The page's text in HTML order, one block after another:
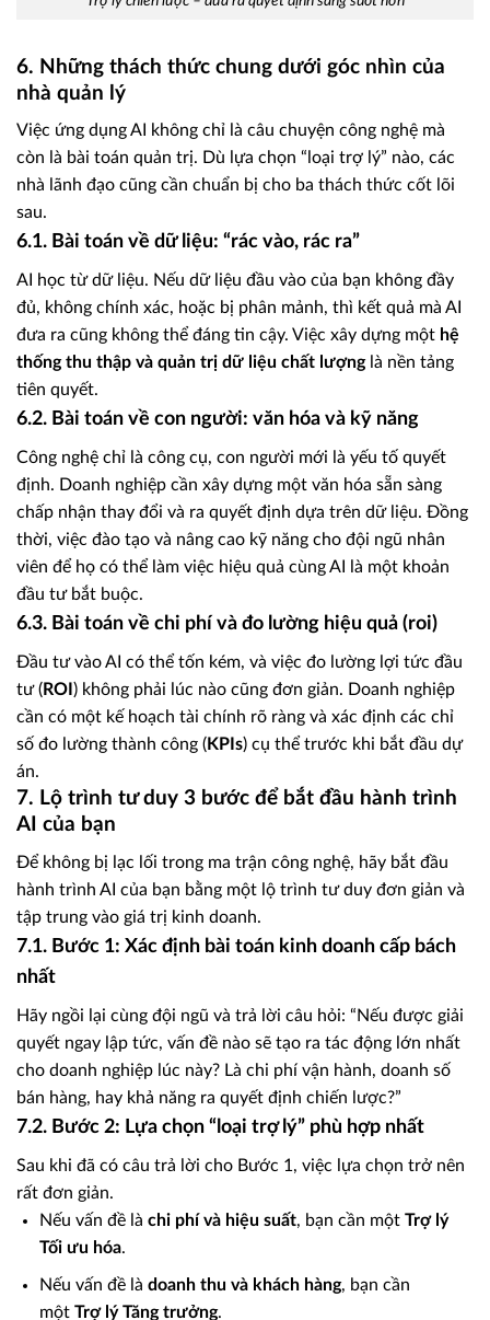
6. Những thách thức chung dưới góc nhìn của
nhà quản lý
Việc ứng dụng AI không chỉ là câu chuyện công nghệ mà
còn là bài toán quản trị. Dù lựa chọn “loại trợ lý” nào, các
nhà lãnh đạo cũng cần chuẩn bị cho ba thách thức cốt lõi
sau.
6.1. Bài toán về dữ liệu: “rác vào, rác ra”
AI học từ dữ liệu. Nếu dữ liệu đầu vào của bạn không đầy
đủ, không chính xác, hoặc bị phân mảnh, thì kết quả mà AI
đưa ra cũng không thể đáng tin cậy. Việc xây dựng một hệ
thống thu thập và quản trị dữ liệu chất lượnglà nền tảng
tiên quyết.
6.2. Bài toán về con người: văn hóa và kỹ năng
Công nghệ chỉ là công cụ, con người mới là yếu tố quyết
định. Doanh nghiệp cần xây dựng một văn hóa sẵn sàng
chấp nhận thay đổi và ra quyết định dựa trên dữ liệu. Đồng
thời, việc đào tạo và nâng cao kỹ năng cho đội ngũ nhân
viên để họ có thể làm việc hiệu quả cùng AI là một khoản
đầu tư bắt buộc.
6.3. Bài toán về chi phí và đo lường hiệu quả (roi)
Đầu tư vào AI có thể tốn kém, và việc đo lường lợi tức đầu
tư (ROI ) không phải lúc nào cũng đơn giản. Doanh nghiệp
cần có một kế hoạch tài chính rõ ràng và xác định các chỉ
số đo lường thành công (KPIs) cụ thể trước khi bắt đầu dự
án.
7. Lộ trình tư duy 3 bước để bắt đầu hành trình
AI của bạn
Để không bị lạc lối trong ma trận công nghệ, hãy bắt đầu
hành trình AI của bạn bằng một lộ trình tư duy đơn giản và
tập trung vào giá trị kinh doanh.
7.1. Bước 1: Xác định bài toán kinh doanh cấp bách
nhất
Hãy ngồi lại cùng đội ngũ và trả lời câu hỏi: “Nếu được giải
quyết ngay lập tức, vấn đề nào sẽ tạo ra tác động lớn nhất
cho doanh nghiệp lúc này? Là chi phí vận hành, doanh số
bán hàng, hay khả năng ra quyết định chiến lược?”
7.2. Bước 2: Lựa chọn “loại trợ lý” phù hợp nhất
Sau khi đã có câu trả lời cho Bước 1, việc lựa chọn trở nên
rất đơn giản.
Nếu vấn đề là chi phí và hiệu suất, bạn cần một Trợ lý
Tối ưu hóa.
Nếu vấn đề là doanh thu và khách hàng, bạn cần
một Trợ lý Tăng trưởng.